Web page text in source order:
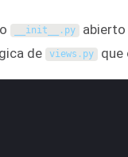
__init__ . py abierto
de
views . py que